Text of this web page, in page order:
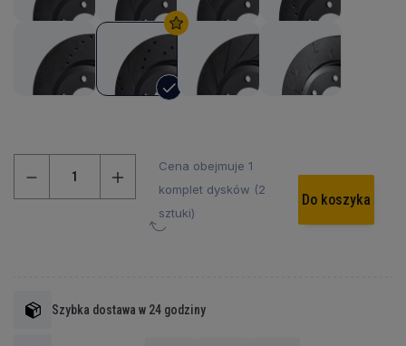
Cena obejmuje 1
komplet dysków (2
sztuki)
Do koszyka
Szybka dostawa w 24 godziny